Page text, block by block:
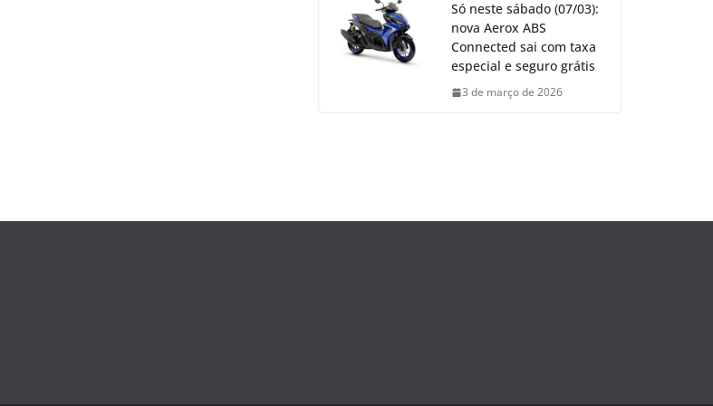
Só neste sábado (07/03):
nova Aerox ABS
Connected sai com taxa
especial e seguro grátis
3 de março de 2026